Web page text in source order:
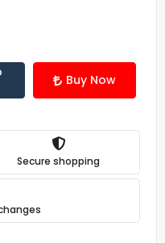
Buy Now
Secure shopping